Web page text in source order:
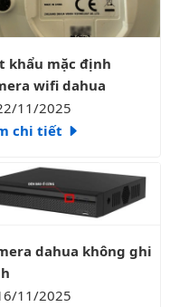
pin có liên tục?
khẩu mặc định camera
khẩu mặc định
wifi dahua
11/2025
chi tiết
dahua không ghi hình
dahua không ghi
11/2025